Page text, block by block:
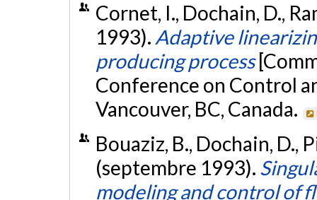
Cornet, I., Dochain, D.,
1993). Adaptive
producing process
Conference on Control
Vancouver, BC, Canada.
Bouaziz, B., Dochain, D.,
(septembre 1993).
modeling and control of